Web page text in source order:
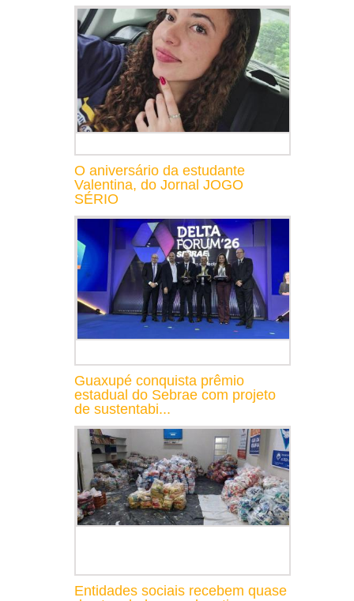
O aniversário da estudante
Valentina, do Jornal JOGO
SÉRIO
Guaxupé conquista prêmio
estadual do Sebrae com projeto
de sustentabi...
Entidades sociais recebem quase